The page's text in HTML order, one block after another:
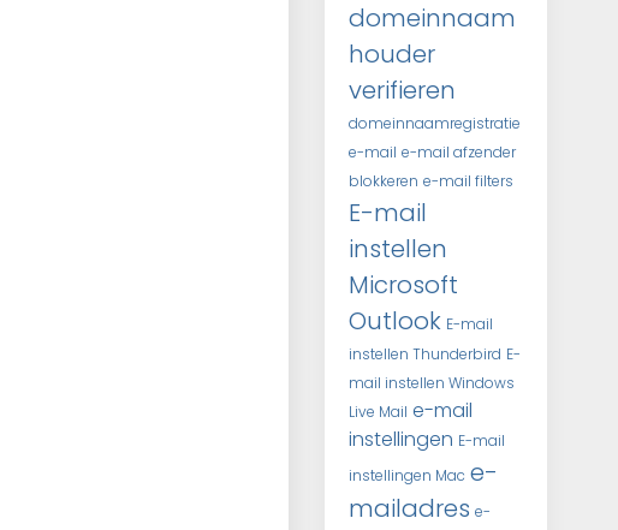
domeinnaam
houder
verifieren
domeinnaamregistratie
e-mail e-mail afzender
blokkeren e-mail filters
E-mail
instellen
Microsoft
Outlook E-mail
instellen Thunderbird E-
mail instellen Windows
Live Mail e-mail
instellingen E-mail
instellingen Mac e-
mailadres e-